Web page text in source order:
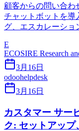
顧客からの問い合わ
チャットボットを導
グ、エスカレーショ
E
ECOSIRE Research
3月16日
odoohelpdesk
3月16日
カスタマー サー
ク: セットアッ